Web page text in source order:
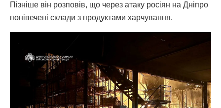
Пізніше він розповів, що через атаку росіян на Дніпро
понівечені склади з продуктами харчування.